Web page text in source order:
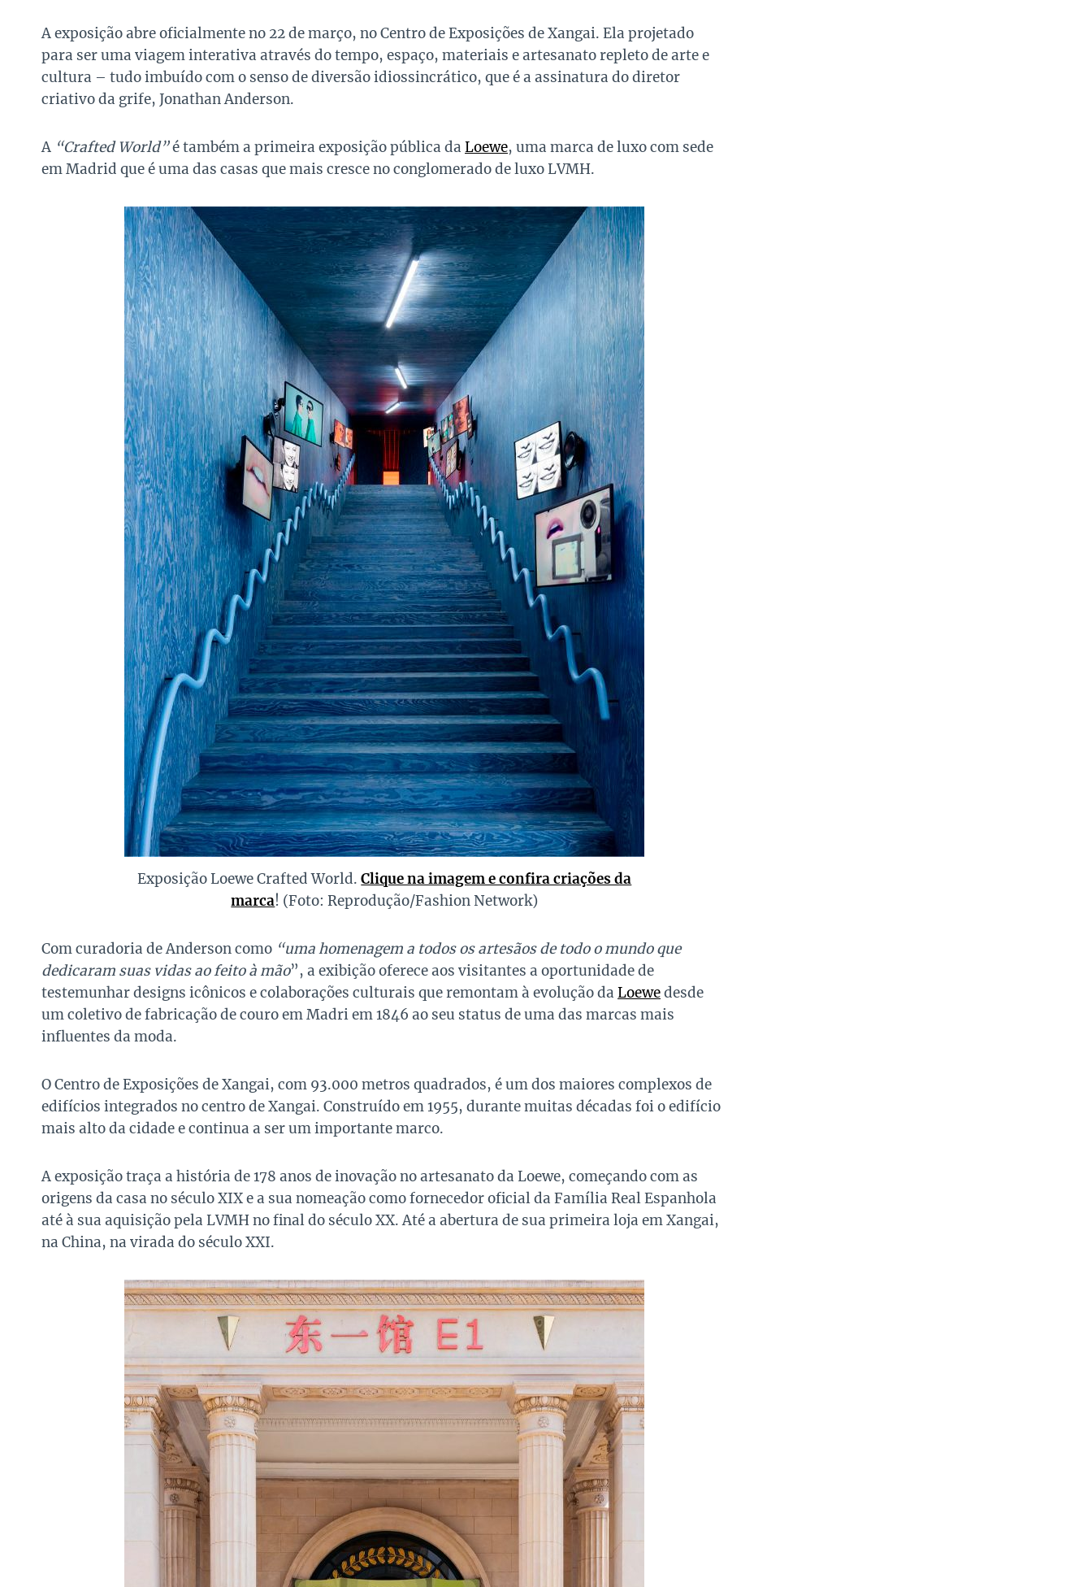
A exposição abre oficialmente no 22 de março, no Centro de Exposições de Xangai. Ela projetado
para ser uma viagem interativa através do tempo, espaço, materiais e artesanato repleto de arte e
cultura – tudo imbuído com o senso de diversão idiossincrático, que é a assinatura do diretor
criativo da grife, Jonathan Anderson.
A “Crafted World”é também a primeira exposição pública da Loewe, uma marca de luxo com sede
em Madrid que é uma das casas que mais cresce no conglomerado de luxo LVMH.
Exposição Loewe Crafted World.Clique na imagem e confira criações da
marca! (Foto: Reprodução/Fashion Network)
Com curadoria de Anderson como “uma homenagem a todos os artesãos de todo o mundo que
dedicaram suas vidas ao feito à mão”, a exibição oferece aos visitantes a oportunidade de
testemunhar designs icônicos e colaborações culturais que remontam à evolução da Loewedesde
um coletivo de fabricação de couro em Madri em 1846 ao seu status de uma das marcas mais
influentes da moda.
O Centro de Exposições de Xangai, com 93.000 metros quadrados, é um dos maiores complexos de
edifícios integrados no centro de Xangai. Construído em 1955, durante muitas décadas foi o edifício
mais alto da cidade e continua a ser um importante marco.
A exposição traça a história de 178 anos de inovação no artesanato da Loewe, começando com as
origens da casa no século XIX e a sua nomeação como fornecedor oficial da Família Real Espanhola
até à sua aquisição pela LVMH no final do século XX. Até a abertura de sua primeira loja em Xangai,
na China, na virada do século XXI.